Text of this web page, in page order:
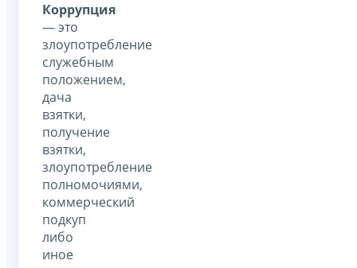
Коррупция
— это
злоупотребление
служебным
положением,
дача
взятки,
получение
взятки,
злоупотребление
полномочиями,
коммерческий
подкуп
либо
иное